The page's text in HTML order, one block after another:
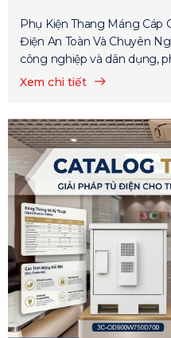
Phụ Kiện Thang Máng Cáp
Điện An Toàn Và Chuyên
công nghiệp và dân dụng,
Xem chi tiết